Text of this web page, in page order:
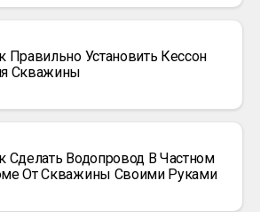
Правильно Установить Кессон
Скважины
Сделать Водопровод В Частном
От Скважины Своими Руками